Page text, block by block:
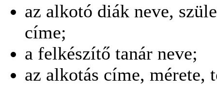
az alkotó diák neve,
címe;
a felkészítő tanár neve;
az alkotás címe, mérete,